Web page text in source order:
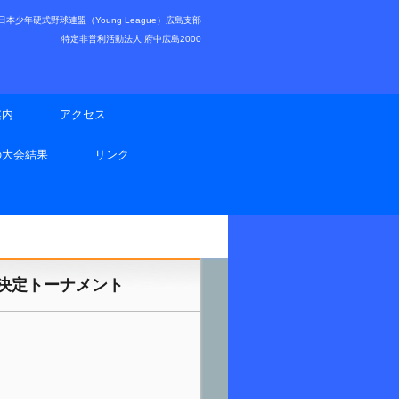
年硬式野球連盟（Young League）広島支部
特定非営利活動法人 府中広島2000
アクセス
会結果 リンク
定トーナメント